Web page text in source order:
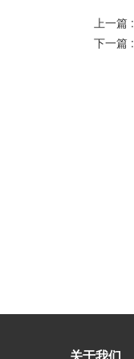
上一篇 :
下一篇 :
关于​​我们